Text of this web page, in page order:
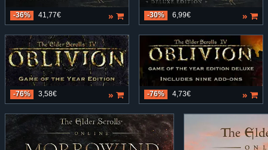
-36% 41,77€ » -30% 6,99€ »
-76% 3,58€ » -76% 4,73€ »